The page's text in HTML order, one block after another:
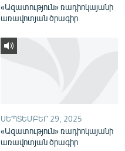
«Ազատություն» ռադիոկայանի
առավոտյան ծրագիր
ՍԵՊՏԵՄԲԵՐ 29, 2025
«Ազատություն» ռադիոկայանի
առավոտյան ծրագիր